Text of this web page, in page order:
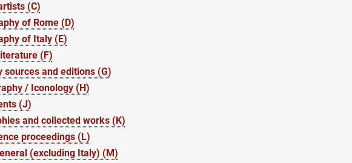
(C)
of Rome (D)
of Italy (E)
(F)
sources and editions (G)
/ Iconology (H)
(J)
and collected works (K)
proceedings (L)
(excluding Italy) (M)